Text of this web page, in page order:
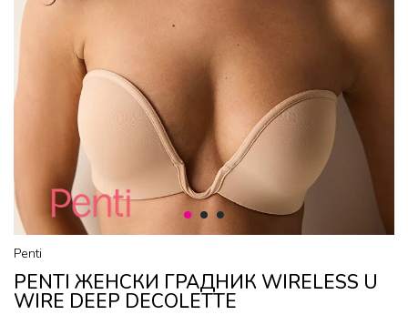
1 2 3
Penti
PENTI ЖЕНСКИ ГРАДНИК WIRELESS U
WIRE DEEP DECOLETTE